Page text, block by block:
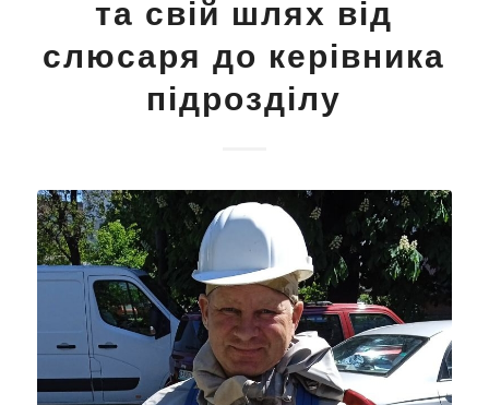
та свій шлях від
слюсаря до керівника
підрозділу